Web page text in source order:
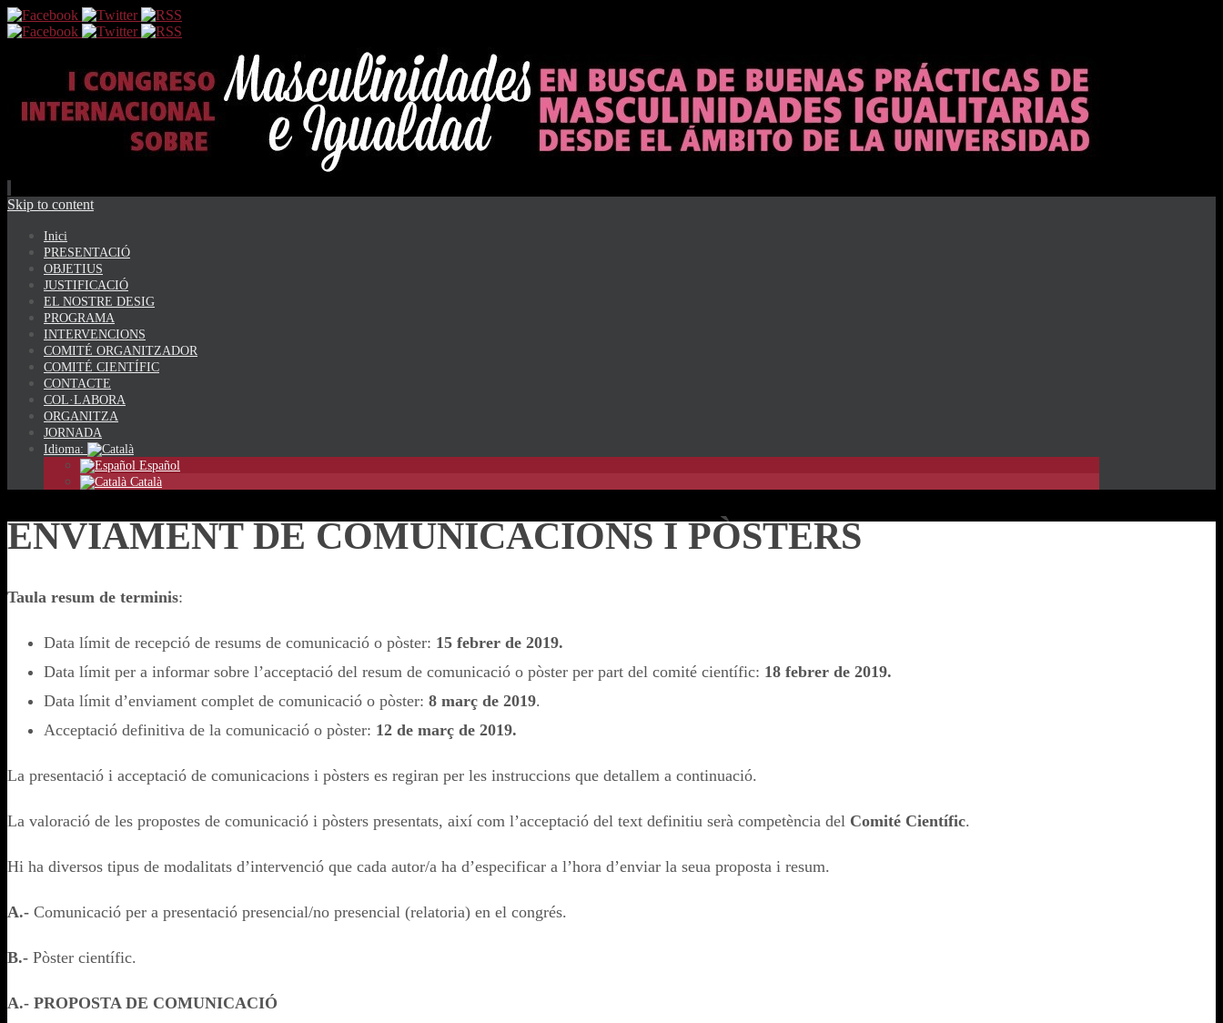
Skip to content
Inici
PRESENTACIÓ
OBJETIUS
JUSTIFICACIÓ
EL NOSTRE DESIG
PROGRAMA
INTERVENCIONS
COMITÉ ORGANITZADOR
COMITÉ CIENTÍFIC
CONTACTE
COL·LABORA
ORGANITZA
JORNADA
Idioma:
Español
Català
ENVIAMENT DE COMUNICACIONS I PÒSTERS
Taula resum de terminis:
Data límit de recepció de resums de comunicació o pòster: 15 febrer de 2019.
Data límit per a informar sobre l’acceptació del resum de comunicació o pòster per part del comité científic: 18 febrer de 2019.
Data límit d’enviament complet de comunicació o pòster: 8 març de 2019.
Acceptació definitiva de la comunicació o pòster: 12 de març de 2019.
La presentació i acceptació de comunicacions i pòsters es regiran per les instruccions que detallem a continuació.
La valoració de les propostes de comunicació i pòsters presentats, així com l’acceptació del text definitiu serà competència del Comité Científic.
Hi ha diversos tipus de modalitats d’intervenció que cada autor/a ha d’especificar a l’hora d’enviar la seua proposta i resum.
A.- Comunicació per a presentació presencial/no presencial (relatoria) en el congrés.
B.- Pòster científic.
A.- PROPOSTA DE COMUNICACIÓ